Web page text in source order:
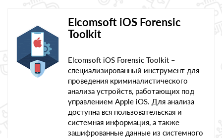
Elcomsoft iOS Forensic
Toolkit
Elcomsoft iOS Forensic Toolkit –
специализированный инструмент для
проведения криминалистического
анализа устройств, работающих под
управлением Apple iOS. Для анализа
доступна вся пользовательская и
системная информация, а также
зашифрованные данные из системного